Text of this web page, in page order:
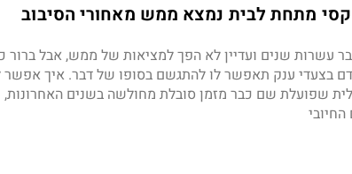
מתחת לבית נמצא ממש מאחורי הסיבוב
עשרות שנים ועדיין לא הפך למציאות של ממש, אבל ברור
בצעדי ענק תאפשר לו להתגשם בסופו של דבר. איך
שפועלת שם כבר מזמן סובלת מחולשה בשנים האחרונות,